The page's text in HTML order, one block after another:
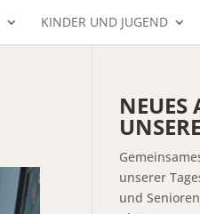
KINDER UND JUGEND
NEUES
unserer
und